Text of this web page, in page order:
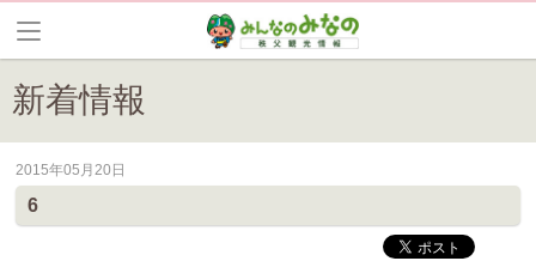
新着情報
皆野町のイベントやお祭り、花情報等の最新情報や観光協会会員情報
2015年05月20日
6